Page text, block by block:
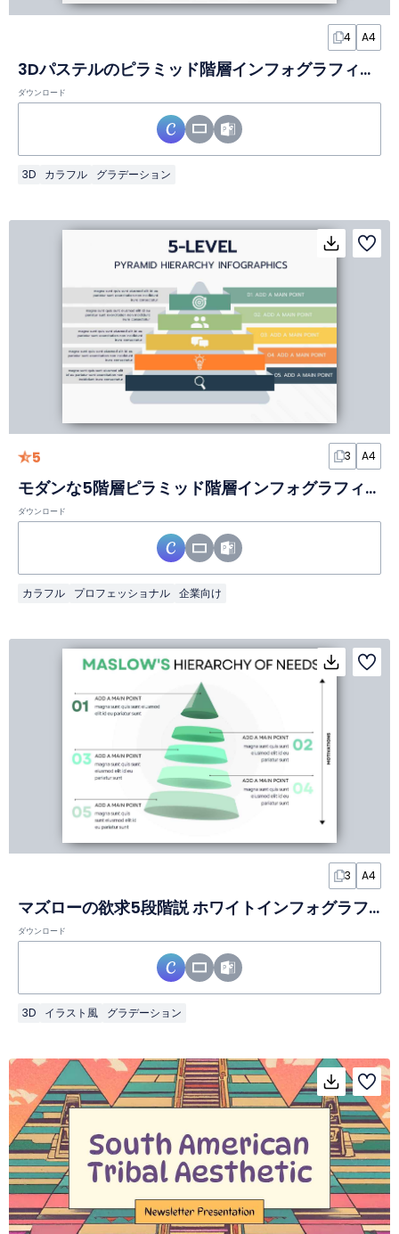
4 A4
3Dパステルのピラミッド階層インフォグラフィック
ダウンロード
3D カラフル グラデーション
5 3 A4
モダンな5階層ピラミッド階層インフォグラフィック
ダウンロード
カラフル プロフェッショナル 企業向け
3 A4
マズローの欲求5段階説 ホワイトインフォグラフィック
ダウンロード
3D イラスト風 グラデーション